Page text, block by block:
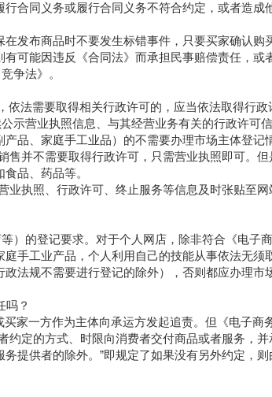
合同义务或履行合同义务不符合约定，或者造成
发布商品时不要发生标错事件，只要买家确认购
可能因违反《合同法》而承担民事赔偿责任，或
争法》。
依法需要取得相关行政许可的，应当依法取得行政
示营业执照信息、与其经营业务有关的行政许可信
品、家庭手工业品）的不需要办理市场主体登记
售并不需要取得行政许可，只需营业执照即可。但
品、药品等。
业执照、行政许可、终止服务等信息及时张贴至网
）的登记要求。对于个人网店，除非符合《电子
手工业产品，个人利用自己的技能从事依法无须
法规不需要进行登记的除外），否则都应办理市
吗？
家一方作为主体向承运方发起追责。但《电子商
约定的方式、时限向消费者交付商品或者服务，并
提供者的除外。”即规定了如果没有另外约定，则